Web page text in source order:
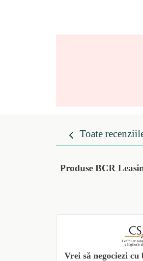
Toate
Produse BCR
Vrei să negociezi cu